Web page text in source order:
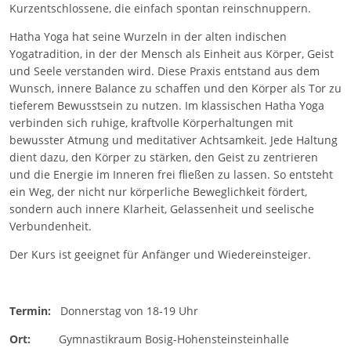
Kurzentschlossene, die einfach spontan reinschnuppern.
Hatha Yoga hat seine Wurzeln in der alten indischen
Yogatradition, in der der Mensch als Einheit aus Körper, Geist
und Seele verstanden wird. Diese Praxis entstand aus dem
Wunsch, innere Balance zu schaffen und den Körper als Tor zu
tieferem Bewusstsein zu nutzen. Im klassischen Hatha Yoga
verbinden sich ruhige, kraftvolle Körperhaltungen mit
bewusster Atmung und meditativer Achtsamkeit. Jede Haltung
dient dazu, den Körper zu stärken, den Geist zu zentrieren
und die Energie im Inneren frei fließen zu lassen. So entsteht
ein Weg, der nicht nur körperliche Beweglichkeit fördert,
sondern auch innere Klarheit, Gelassenheit und seelische
Verbundenheit.
Der Kurs ist geeignet für Anfänger und Wiedereinsteiger.
Termin: Donnerstag von 18-19 Uhr
Ort: Gymnastikraum Bosig-Hohensteinsteinhalle